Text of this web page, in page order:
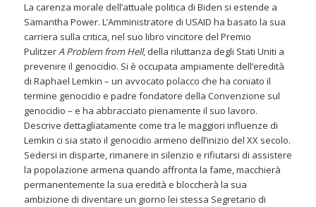
La carenza morale dell’attuale politica di Biden si estende a
Samantha Power. L’Amministratore di USAID ha basato la sua
carriera sulla critica, nel suo libro vincitore del Premio
PulitzerA Problem from Hell, della riluttanza degli Stati Uniti a
prevenire il genocidio. Si è occupata ampiamente dell’eredità
di Raphael Lemkin – un avvocato polacco che ha coniato il
termine genocidio e padre fondatore della Convenzione sul
genocidio – e ha abbracciato pienamente il suo lavoro.
Descrive dettagliatamente come tra le maggiori influenze di
Lemkin ci sia stato il genocidio armeno dell’inizio del XX secolo.
Sedersi in disparte, rimanere in silenzio e rifiutarsi di assistere
la popolazione armena quando affronta la fame, macchierà
permanentemente la sua eredità e bloccherà la sua
ambizione di diventare un giorno lei stessa Segretario di